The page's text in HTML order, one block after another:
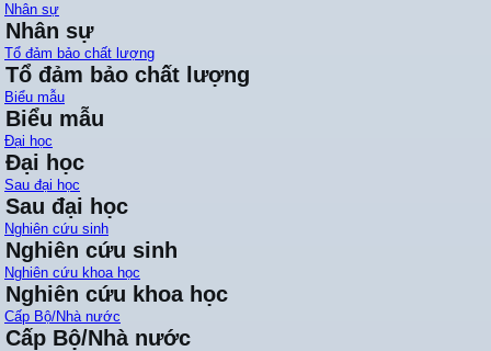
Nhân sự
Nhân sự
Tổ đảm bảo chất lượng
Tổ đảm bảo chất lượng
Biểu mẫu
Biểu mẫu
Đại học
Đại học
Sau đại học
Sau đại học
Nghiên cứu sinh
Nghiên cứu sinh
Nghiên cứu khoa học
Nghiên cứu khoa học
Cấp Bộ/Nhà nước
Cấp Bộ/Nhà nước